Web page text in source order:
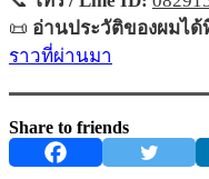
📜 อ่านประวัติของผมได้
ราวที่ผ่านมา
Share to friends